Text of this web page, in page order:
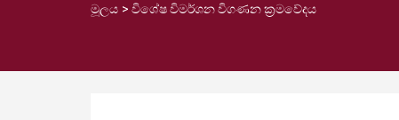
මූලය > විශේෂ විමර්ශන විගණන ක්‍රමවේදය